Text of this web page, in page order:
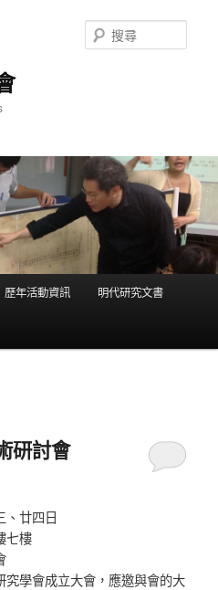
尋
歷年活動資訊 明代研究文書
研討會
、廿四日
七樓
學會成立大會，應邀與會的大